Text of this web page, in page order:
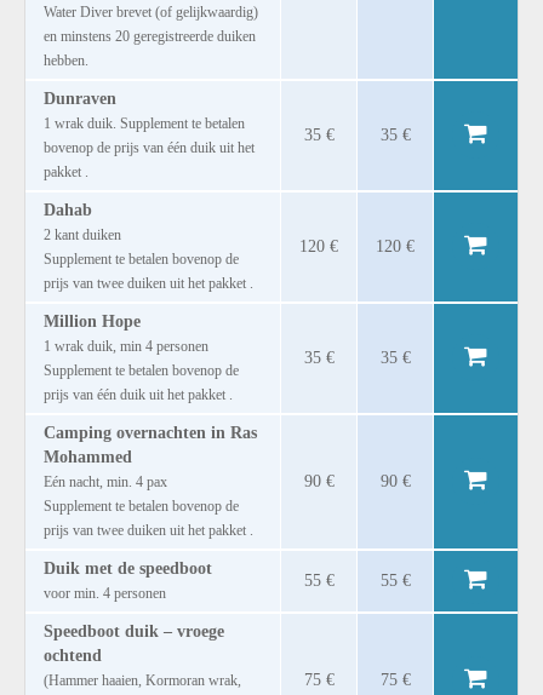
Water Diver brevet (of gelijkwaardig)
en minstens 20 geregistreerde duiken
hebben.
Dunraven
1 wrak duik. Supplement te betalen
bovenop de prijs van één duik uit het
pakket .
35 € 35 €
Dahab
2 kant duiken
Supplement te betalen bovenop de
prijs van twee duiken uit het pakket .
120 € 120 €
Million Hope
1 wrak duik, min 4 personen
Supplement te betalen bovenop de
prijs van één duik uit het pakket .
35 € 35 €
Camping overnachten in Ras
Mohammed
Eén nacht, min. 4 pax
Supplement te betalen bovenop de
prijs van twee duiken uit het pakket .
90 € 90 €
Duik met de speedboot
voor min. 4 personen
55 € 55 €
Speedboot duik – vroege
ochtend
(Hammer haaien, Kormoran wrak,
75 € 75 €